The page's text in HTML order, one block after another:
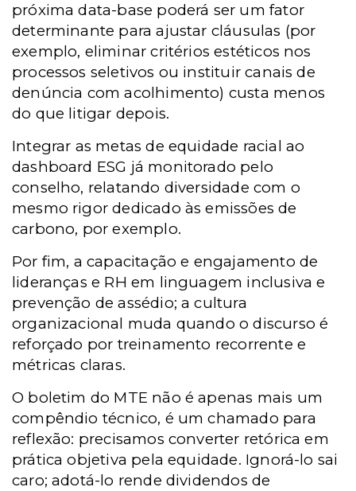
próxima data-base poderá ser um fator
determinante para ajustar cláusulas (por
exemplo, eliminar critérios estéticos nos
processos seletivos ou instituir canais de
denúncia com acolhimento) custa menos
do que litigar depois.
Integrar as metas de equidade racial ao
dashboard ESG já monitorado pelo
conselho, relatando diversidade com o
mesmo rigor dedicado às emissões de
carbono, por exemplo.
Por fim, a capacitação e engajamento de
lideranças e RH em linguagem inclusiva e
prevenção de assédio; a cultura
organizacional muda quando o discurso é
reforçado por treinamento recorrente e
métricas claras.
O boletim do MTE não é apenas mais um
compêndio técnico, é um chamado para
reflexão: precisamos converter retórica em
prática objetiva pela equidade. Ignorá-lo sai
caro; adotá-lo rende dividendos de